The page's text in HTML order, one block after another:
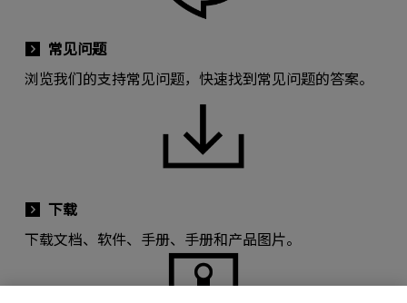
常见问题
浏览我们的支持常见问题，快速找到常见问题的答案。
下载
下载文档、软件、手册、手册和产品图片。